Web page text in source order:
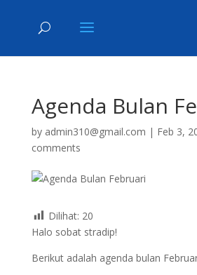
Agenda Bulan
by admin310@gmail.com | Feb 3,
comments
Dilihat: 20
Halo sobat stradip!
Berikut adalah agenda bulan